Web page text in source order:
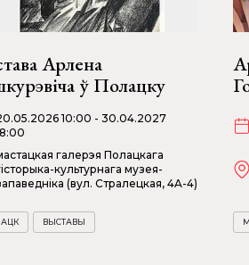
Арлена
ў Полацку
10:00 - 30.04.2027
галерэя Полацкага
культурнага музея-
(вул. Стралецкая, 4A-4)
ВЫСТАВЫ